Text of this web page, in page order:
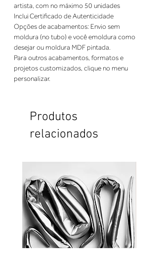
artista, com no máximo 50 unidades
Inclui Certificado de Autenticidade
Opções de acabamentos: Envio sem
moldura (no tubo) e você emoldura como
desejar ou moldura MDF pintada.
Para outros acabamentos, formatos e
projetos customizados, clique no menu
personalizar.
Produtos
relacionados